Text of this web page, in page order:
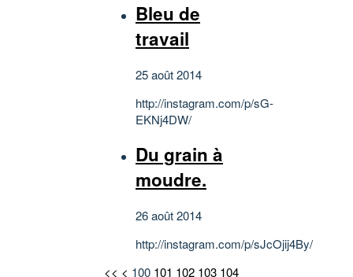
Bleu de
travail
25 août 2014
http://instagram.com/p/sG-
EKNj4DW/
Du grain à
moudre.
26 août 2014
http://instagram.com/p/sJcOjij4By/
<< < 100 101 102 103 104